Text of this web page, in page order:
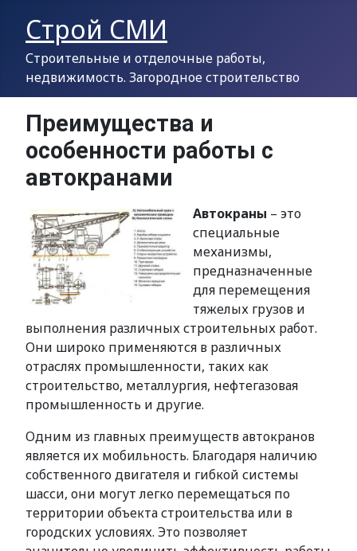
Строй СМИ
Строительные и отделочные работы,
недвижимость. Загородное строительство
Преимущества и
особенности работы с
автокранами
Автокраны – это
специальные
механизмы,
предназначенные
для перемещения
тяжелых грузов и
выполнения различных строительных работ.
Они широко применяются в различных
отраслях промышленности, таких как
строительство, металлургия, нефтегазовая
промышленность и другие.
Одним из главных преимуществ автокранов
является их мобильность. Благодаря наличию
собственного двигателя и гибкой системы
шасси, они могут легко перемещаться по
территории объекта строительства или в
городских условиях. Это позволяет